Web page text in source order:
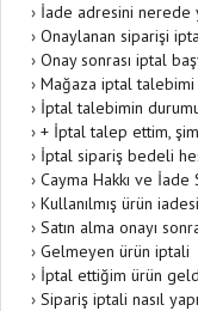
› İade adresini nerede
› Onaylanan siparişi
› Onay sonrası iptal
› Mağaza iptal
› İptal talebimin
› + İptal talep ettim,
› İptal sipariş bedeli
› Cayma Hakkı ve İade
› Kullanılmış ürün iadesi
› Satın alma onayı
› Gelmeyen ürün iptali
› İptal ettiğim ürün
› Sipariş iptali nasıl